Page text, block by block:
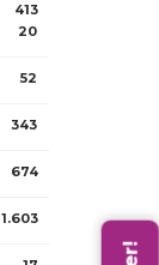
413
20
52
343
674
1.603